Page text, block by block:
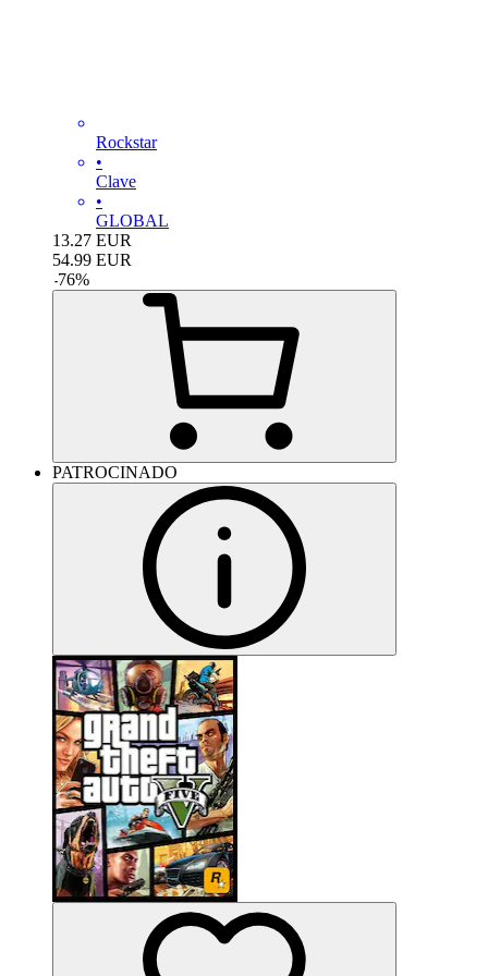
Rockstar
•
Clave
•
GLOBAL
13.27 EUR
54.99 EUR
-76%
PATROCINADO